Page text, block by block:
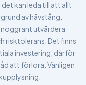
kan leda till att allt
av hävstång.
noggrant utvärdera
risktolerans. Det finns
investering; därför
att förlora. Vänligen